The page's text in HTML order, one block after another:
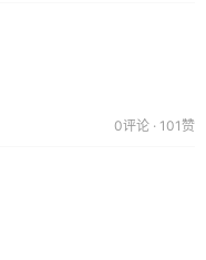
0评论 · 101赞